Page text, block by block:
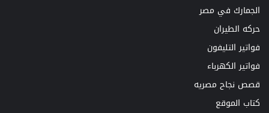
الجمارك في مصر
حركه الطيران
فواتير التليفون
فواتير الكهرباء
قصص نجاح مصريه
كتاب الموقع